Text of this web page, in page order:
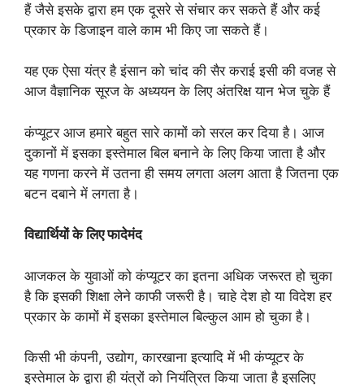
हैं जैसे इसके द्वारा हम एक दूसरे से संचार कर सकते हैं और कई
प्रकार के डिजाइन वाले काम भी किए जा सकते हैं।
यह एक ऐसा यंत्र है इंसान को चांद की सैर कराई इसी की वजह से
आज वैज्ञानिक सूरज के अध्ययन के लिए अंतरिक्ष यान भेज चुके हैं
कंप्यूटर आज हमारे बहुत सारे कामों को सरल कर दिया है। आज
दुकानों में इसका इस्तेमाल बिल बनाने के लिए किया जाता है और
यह गणना करने में उतना ही समय लगता अलग आता है जितना एक
बटन दबाने में लगता है।
विद्यार्थियों के लिए फादेमंद
आजकल के युवाओं को कंप्यूटर का इतना अधिक जरूरत हो चुका
है कि इसकी शिक्षा लेने काफी जरूरी है। चाहे देश हो या विदेश हर
प्रकार के कामों में इसका इस्तेमाल बिल्कुल आम हो चुका है।
किसी भी कंपनी, उद्योग, कारखाना इत्यादि में भी कंप्यूटर के
इस्तेमाल के द्वारा ही यंत्रों को नियंत्रित किया जाता है इसलिए